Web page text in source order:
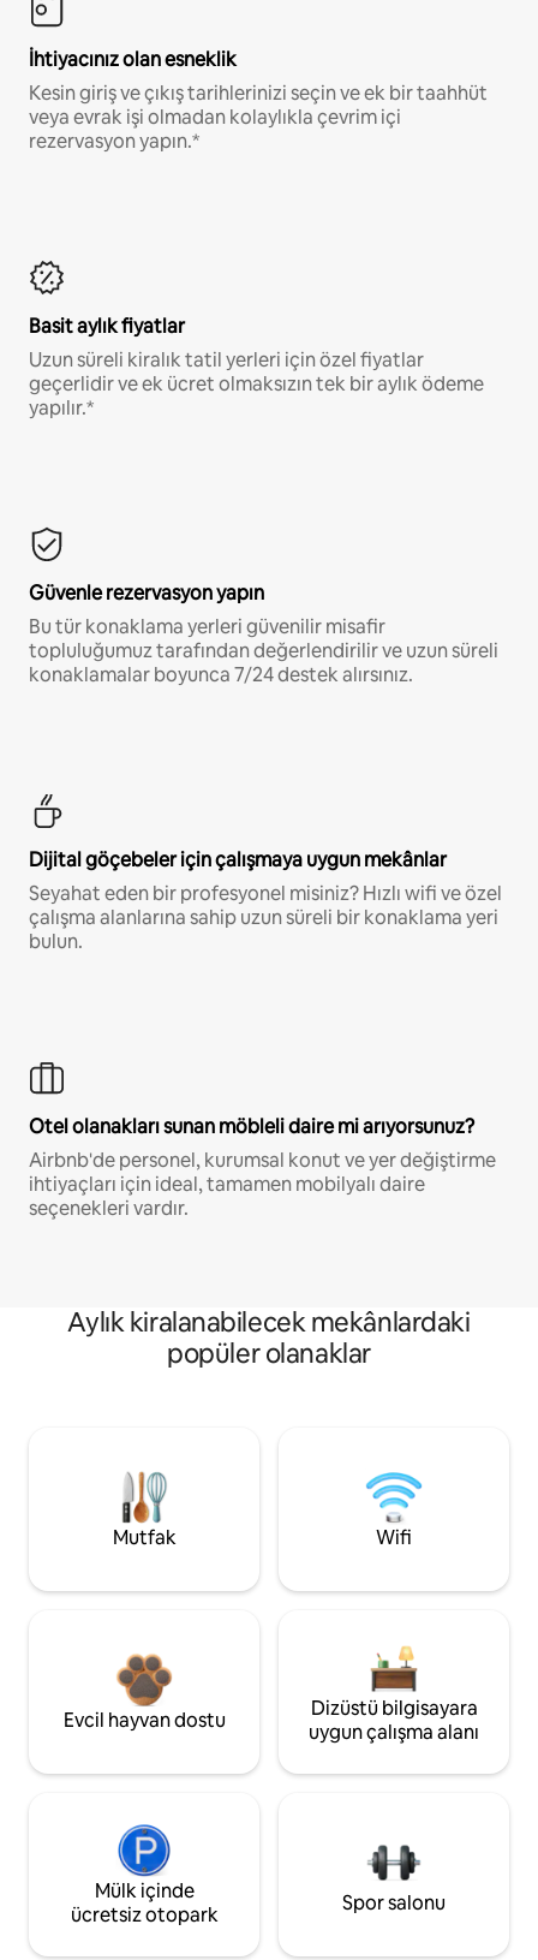
İhtiyacınız olan esneklik
Kesin giriş ve çıkış tarihlerinizi seçin ve ek bir taahhüt
veya evrak işi olmadan kolaylıkla çevrim içi
rezervasyon yapın.*
Basit aylık fiyatlar
Uzun süreli kiralık tatil yerleri için özel fiyatlar
geçerlidir ve ek ücret olmaksızın tek bir aylık ödeme
yapılır.*
Güvenle rezervasyon yapın
Bu tür konaklama yerleri güvenilir misafir
topluluğumuz tarafından değerlendirilir ve uzun süreli
konaklamalar boyunca 7/24 destek alırsınız.
Dijital göçebeler için çalışmaya uygun mekânlar
Seyahat eden bir profesyonel misiniz? Hızlı wifi ve özel
çalışma alanlarına sahip uzun süreli bir konaklama yeri
bulun.
Otel olanakları sunan möbleli daire mi arıyorsunuz?
Airbnb'de personel, kurumsal konut ve yer değiştirme
ihtiyaçları için ideal, tamamen mobilyalı daire
seçenekleri vardır.
Aylık kiralanabilecek mekânlardaki
popüler olanaklar
Mutfak Wifi
Evcil hayvan dostu
Dizüstü bilgisayara
uygun çalışma alanı
Mülk içinde
ücretsiz otopark
Spor salonu